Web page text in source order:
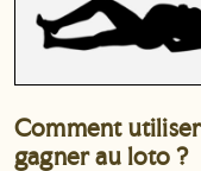
Comment
gagner au loto ?